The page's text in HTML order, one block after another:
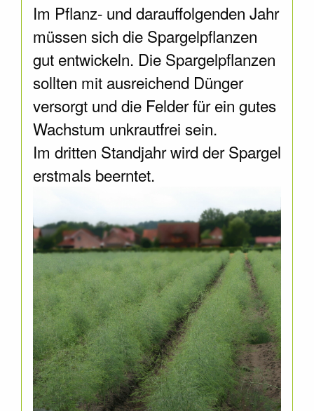
Im Pflanz- und darauffolgenden Jahr
müssen sich die Spargelpflanzen
gut entwickeln. Die Spargelpflanzen
sollten mit ausreichend Dünger
versorgt und die Felder für ein gutes
Wachstum unkrautfrei sein.
Im dritten Standjahr wird der Spargel
erstmals beerntet.